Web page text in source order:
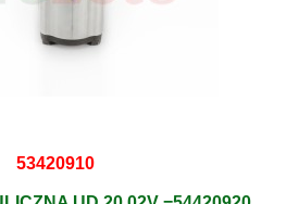
53420910